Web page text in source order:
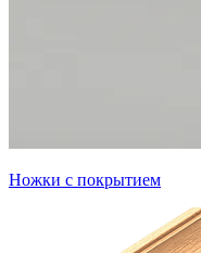
Ножки с покрытием